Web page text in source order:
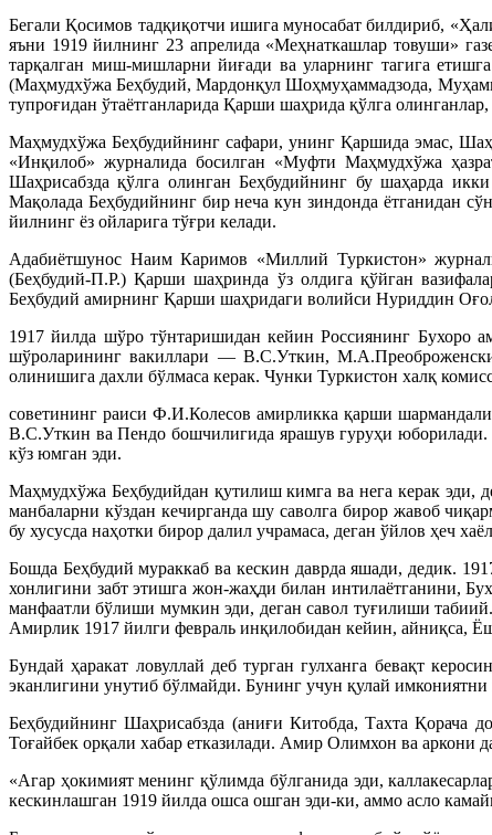
Бегали Қосимов тадқиқотчи ишига муносабат билдириб,
яъни 1919 йилнинг 23 апрелида «Меҳнаткашлар товуши»
тарқалган миш-мишларни йиғади ва уларнинг тагига
(Маҳмудхўжа Беҳбудий, Мардонқул Шоҳмуҳаммадзода,
тупроғидан ўтаётганларида Қарши шаҳрида қўлга
Маҳмудхўжа Беҳбудийнинг сафари, унинг Қаршида эмас,
«Инқилоб» журналида босилган «Муфти Маҳмудхўжа
Шаҳрисабзда қўлга олинган Беҳбудийнинг бу шаҳарда
Мақолада Беҳбудийнинг бир неча кун зиндонда ётганидан
йилнинг ёз ойларига тўғри келади.
Адабиётшунос Наим Каримов «Миллий Туркистон»
(Беҳбудий-П.Р.) Қарши шаҳринда ўз олдига қўйган
Беҳбудий амирнинг Қарши шаҳридаги волийси Нуриддин
1917 йилда шўро тўнтаришидан кейин Россиянинг Бухоро
шўроларининг вакиллари — В.С.Уткин,
олинишига дахли бўлмаса керак. Чунки Туркистон халқ
советининг раиси Ф.И.Колесов амирликка қарши
В.С.Уткин ва Пендо бошчилигида ярашув гуруҳи
кўз юмган эди.
Маҳмудхўжа Беҳбудийдан қутилиш кимга ва нега керак эди,
манбаларни кўздан кечирганда шу саволга бирор жавоб
бу хусусда наҳотки бирор далил учрамаса, деган ўйлов ҳеч
Бошда Беҳбудий мураккаб ва кескин даврда яшади, дедик.
хонлигини забт этишга жон-жаҳди билан интилаётганини,
манфаатли бўлиши мумкин эди, деган савол туғилиши
Амирлик 1917 йилги февраль инқилобидан кейин, айниқса,
Бундай ҳаракат ловуллай деб турган гулханга бевақт
эканлигини унутиб бўлмайди. Бунинг учун қулай
Беҳбудийнинг Шаҳрисабзда (аниғи Китобда, Тахта Қорача
Тоғайбек орқали хабар етказилади. Амир Олимхон ва аркони
«Агар ҳокимият менинг қўлимда бўлганида эди,
кескинлашган 1919 йилда ошса ошган эди-ки, аммо асло